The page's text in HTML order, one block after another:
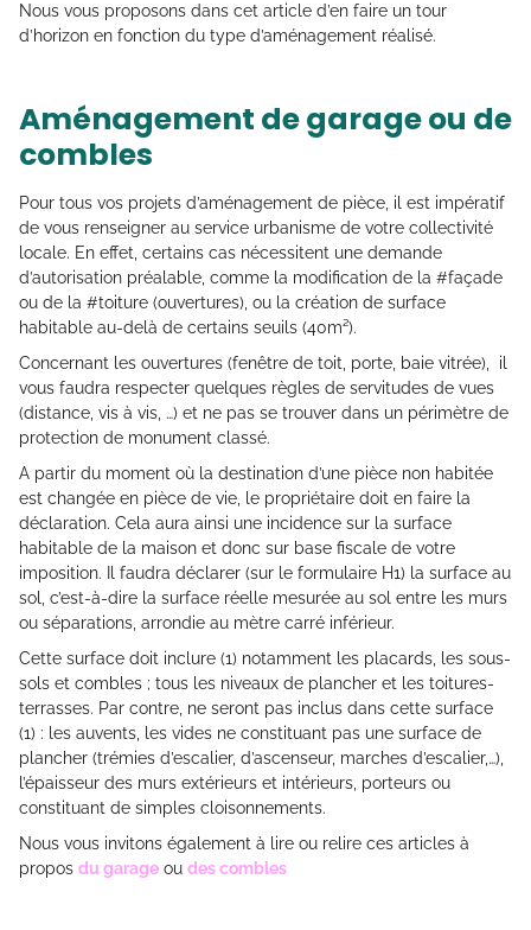
Nous vous proposons dans cet article d’en faire un tour
d’horizon en fonction du type d’aménagement réalisé.
Aménagement de garage ou de
combles
Pour tous vos projets d’aménagement de pièce, il est impératif
de vous renseigner au service urbanisme de votre collectivité
locale. En effet, certains cas nécessitent une demande
d’autorisation préalable, comme la modification de la #façade
ou de la #toiture (ouvertures), ou la création de surface
habitable au-delà de certains seuils (40m²).
Concernant les ouvertures (fenêtre de toit, porte, baie vitrée), il
vous faudra respecter quelques règles de servitudes de vues
(distance, vis à vis, …) et ne pas se trouver dans un périmètre de
protection de monument classé.
A partir du moment où la destination d’une pièce non habitée
est changée en pièce de vie, le propriétaire doit en faire la
déclaration. Cela aura ainsi une incidence sur la surface
habitable de la maison et donc sur base fiscale de votre
imposition. Il faudra déclarer (sur le formulaire H1) la surface au
sol, c’est-à-dire la surface réelle mesurée au sol entre les murs
ou séparations, arrondie au mètre carré inférieur.
Cette surface doit inclure (1) notamment les placards, les sous-
sols et combles ; tous les niveaux de plancher et les toitures-
terrasses. Par contre, ne seront pas inclus dans cette surface
(1) : les auvents, les vides ne constituant pas une surface de
plancher (trémies d’escalier, d’ascenseur, marches d’escalier,…),
l’épaisseur des murs extérieurs et intérieurs, porteurs ou
constituant de simples cloisonnements.
Nous vous invitons également à lire ou relire ces articles à
propos du garage ou des combles